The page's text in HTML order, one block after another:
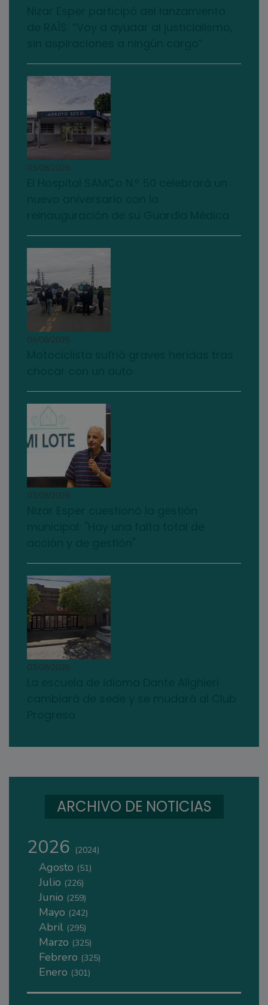
03/08/2026
04/08/2026
03/08/2026
03/08/2026
ARCHIVO DE NOTICIAS
2026 (2024)
Agosto (51)
Julio (226)
Junio (259)
Mayo (242)
Abril (295)
Marzo (325)
Febrero (325)
Enero (301)